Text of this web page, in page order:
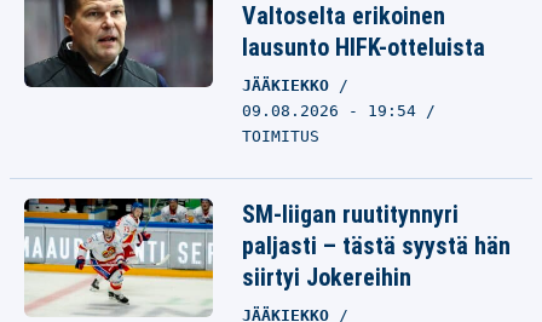
Valtoselta erikoinen
lausunto HIFK-otteluista
JÄÄKIEKKO
09.08.2026 - 19:54
TOIMITUS
SM-liigan ruutitynnyri
paljasti – tästä syystä hän
siirtyi Jokereihin
JÄÄKIEKKO